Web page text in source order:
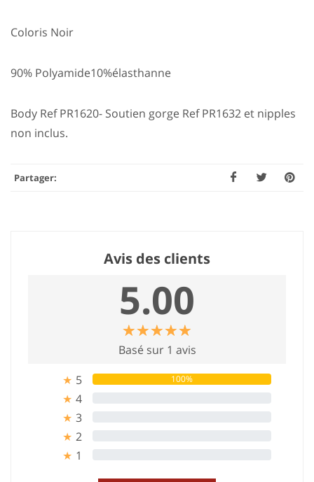
Coloris Noir
90% Polyamide10%élasthanne
Body Ref PR1620- Soutien gorge Ref PR1632 et nipples
non inclus.
Partager:
Avis des clients
5.00
☆☆☆☆☆
★★★★★
Basé sur 1 avis
★ 5 100%
★ 4
★ 3
★ 2
★ 1